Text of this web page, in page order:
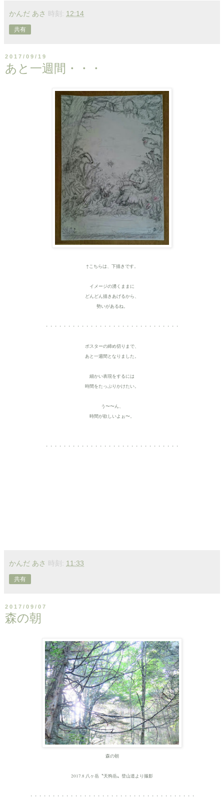
かんだ あさ 時刻: 12:14
共有
2017/09/19
あと一週間・・・
↑こちらは、下描きです。
イメージの湧くままに
どんどん描きあげるから、
勢いがあるね。
・・・・・・・・・・・・・・・・・・・・・・・・・・・・・・
ポスターの締め切りまで、
あと一週間となりました。
細かい表現をするには
時間をたっぷりかけたい。
う〜〜ん、
時間が欲しいよぉ〜。
・・・・・・・・・・・・・・・・・・・・・・・・・・・・・・
かんだ あさ 時刻: 11:33
共有
2017/09/07
森の朝
森の朝
2017.8 八ヶ岳〝天狗岳〟登山道より撮影
・・・・・・・・・・・・・・・・・・・・・・・・・・・・・・・・・・・・・